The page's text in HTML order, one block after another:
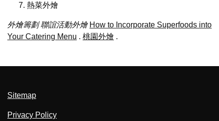
熱菜外燴
外燴籌劃 聯誼活動外燴 How to Incorporate Superfoods into
Your Catering Menu . 桃園外燴 .
Sitemap
Privacy Policy